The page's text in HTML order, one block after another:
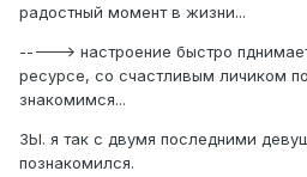
радостный момент в жизни...
-----> настроение быстро
ресурсе, со счастливым личиком
знакомимся...
ЗЫ. я так с двумя последними
познакомился.